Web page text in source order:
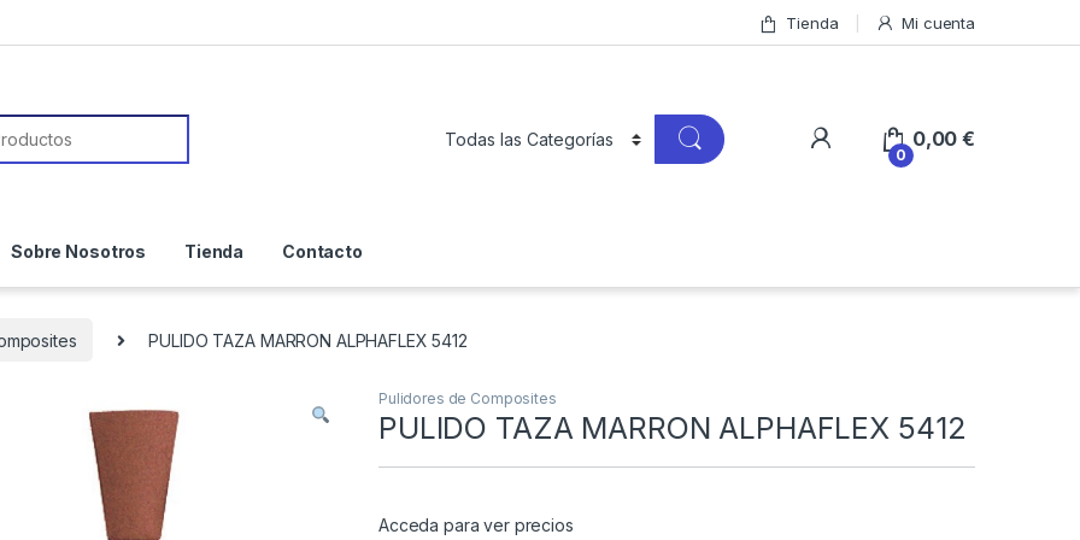
Tienda Mi cuenta
0
0,00€
Sobre Nosotros Tienda Contacto
PULIDO TAZA MARRON ALPHAFLEX 5412
Pulidores de Composites
PULIDO TAZA MARRON ALPHAFLEX 5412
Acceda para ver precios